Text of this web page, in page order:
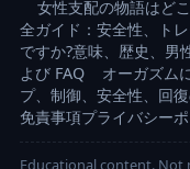
女性支配の物語はど
全ガイド：安全性、ト
ですか?意味、歴史、男
よび FAQ
オーガズム
プ、制御、安全性、回
免責事項プライバシー
Educational content. Not